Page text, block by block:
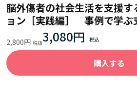
脳外傷者の社会生活を支援
ョン［実践編］ 事例で学ぶ
2,800円 3,080円
購入する